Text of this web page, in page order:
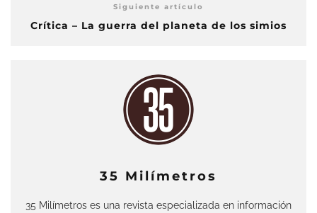
Siguiente artículo
Crítica – La guerra del planeta de los simios
35 Milímetros
35 Milímetros es una revista especializada en información